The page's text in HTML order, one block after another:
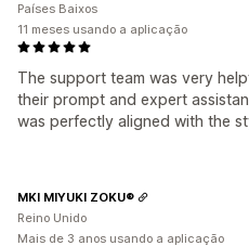
The support team was very
their prompt and expert
was perfectly aligned with the
Países Baixos
11 meses usando a aplicação
MKI MIYUKI ZOKU®
Reino Unido
Mais de 3 anos usando a aplicação